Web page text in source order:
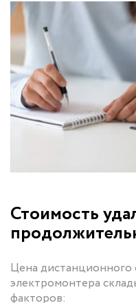
Стоимость
Цена дистанционного
электромонтера
факторов: